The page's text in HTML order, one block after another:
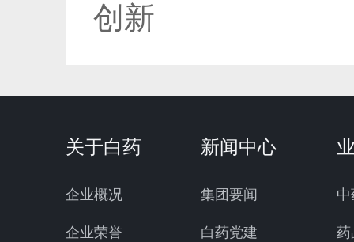
创新
关于白药
企业概况
企业荣誉
新闻中心
集团要闻
白药党建 药